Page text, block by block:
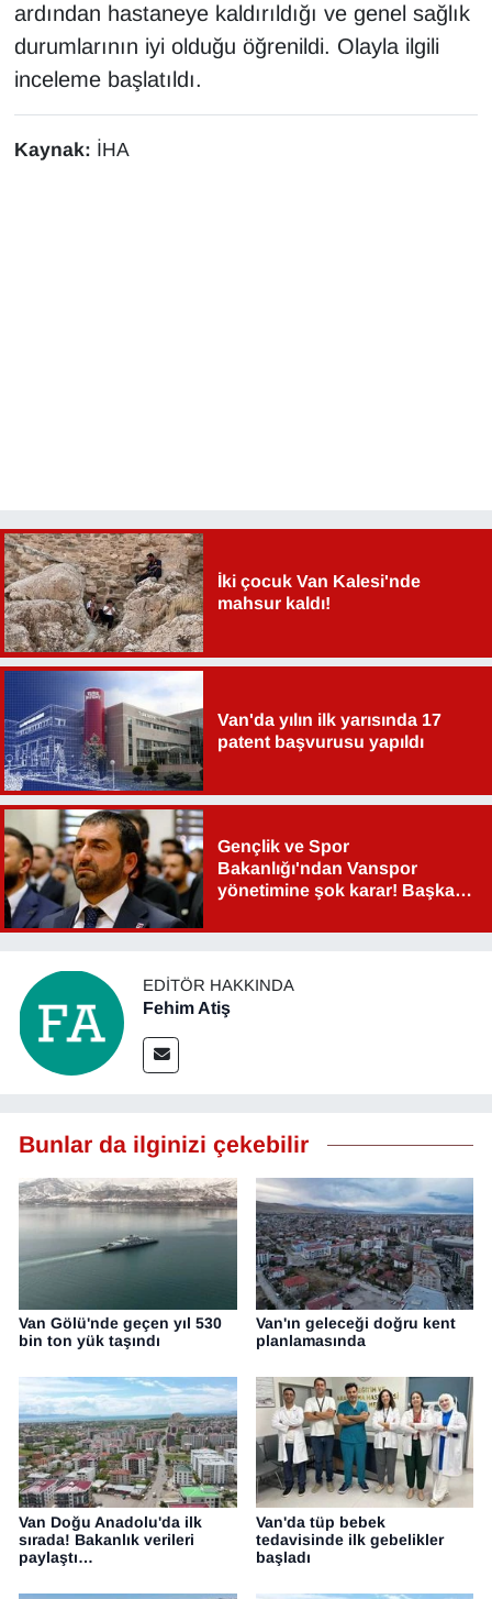
ardından hastaneye kaldırıldığı ve genel sağlık
durumlarının iyi olduğu öğrenildi. Olayla ilgili
inceleme başlatıldı.
Kaynak: İHA
İki çocuk Van Kalesi'nde
mahsur kaldı!
Van'da yılın ilk yarısında 17
patent başvurusu yapıldı
Gençlik ve Spor
Bakanlığı'ndan Vanspor
yönetimine şok karar! Başkan
EDITÖR HAKKINDA
Fehim Atiş
Bunlar da ilginizi çekebilir
Van Gölü'nde geçen yıl 530
bin ton yük taşındı
Van'ın geleceği doğru kent
planlamasında
Van Doğu Anadolu'da ilk
sırada! Bakanlık verileri
paylaştı…
Van'da tüp bebek
tedavisinde ilk gebelikler
başladı
SAĞLIK
Seri İlan
Sinema - TV
Vasıta
YAŞAM
YEREL